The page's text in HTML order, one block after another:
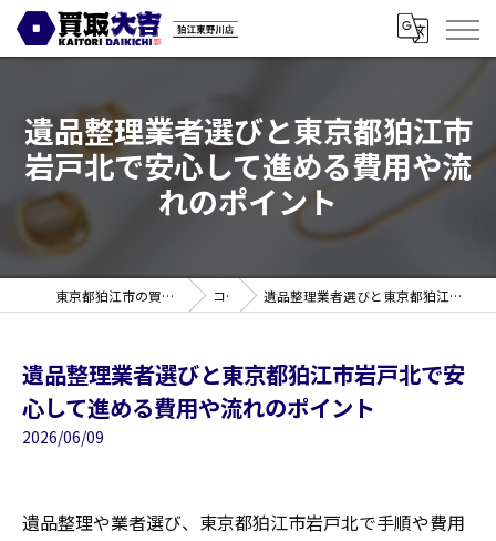
遺品整理業者選びと東京都狛江市
岩戸北で安心して進める費用や流
れのポイント
東京都狛江市の買取なら買取大吉 狛江東野川店 コラム 遺品整理業者選びと東京都狛江市岩戸北で安心して進める費用や流れのポイント
遺品整理業者選びと東京都狛江市岩戸北で安
心して進める費用や流れのポイント
2026/06/09
遺品整理や業者選び、東京都狛江市岩戸北で手順や費用